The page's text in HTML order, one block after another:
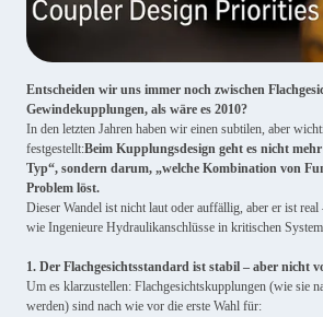
Entscheiden wir uns immer noch zwischen
Gewindekupplungen, als wäre es 2010?
In den letzten Jahren haben wir einen subtilen, aber
festgestellt:Beim Kupplungsdesign geht es nicht
Typ“, sondern darum, „welche Kombination von
Problem löst.
Dieser Wandel ist nicht laut oder auffällig, aber er ist real
wie Ingenieure Hydraulikanschlüsse in kritischen
1. Der Flachgesichtsstandard ist stabil – aber nicht
Um es klarzustellen: Flachgesichtskupplungen (wie sie
werden) sind nach wie vor die erste Wahl für: